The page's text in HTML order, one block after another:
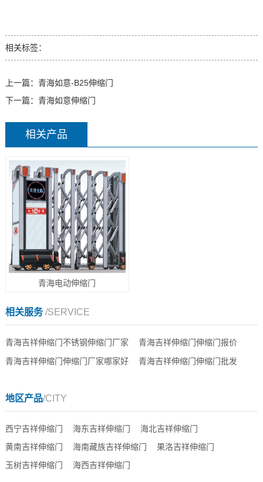
相关标签：
上一篇： 青海如意-B25伸缩门
下一篇： 青海如意伸缩门
相关产品
青海电动伸缩门
相关服务/SERVICE
青海吉祥伸缩门不锈钢伸缩门厂家
青海吉祥伸缩门伸缩门报价
青海吉祥伸缩门伸缩门厂家哪家好
青海吉祥伸缩门伸缩门批发
地区产品/CITY
西宁吉祥伸缩门 海东吉祥伸缩门
海北吉祥伸缩门
黄南吉祥伸缩门
海南藏族吉祥伸缩门
果洛吉祥伸缩门
玉树吉祥伸缩门
海西吉祥伸缩门